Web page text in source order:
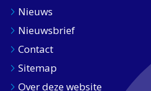
Nieuws
Nieuwsbrief
Contact
Sitemap
Over deze website